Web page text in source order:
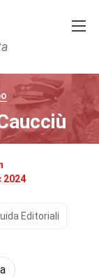
2024
Editoriali